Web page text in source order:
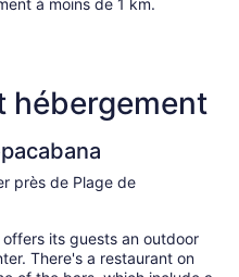
hébergement
près de Plage de
its guests an outdoor
There's a restaurant on